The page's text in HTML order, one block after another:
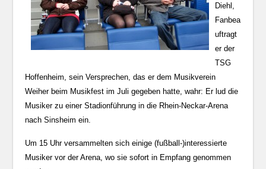
Diehl,
Fanbea
uftragt
er der
TSG
Hoffenheim, sein Versprechen, das er dem Musikverein
Weiher beim Musikfest im Juli gegeben hatte, wahr: Er lud die
Musiker zu einer Stadionführung in die Rhein-Neckar-Arena
nach Sinsheim ein.
Um 15 Uhr versammelten sich einige (fußball-)interessierte
Musiker vor der Arena, wo sie sofort in Empfang genommen